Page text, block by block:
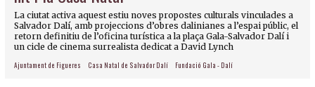
La ciutat activa aquest estiu noves propostes culturals vinculades a
Salvador Dalí, amb projeccions d’obres dalinianes a l’espai públic, el
retorn definitiu de l’oficina turística a la plaça Gala-Salvador Dalí i
un cicle de cinema surrealista dedicat a David Lynch
Ajuntament de Figueres Casa Natal de Salvador Dalí Fundació Gala - Dalí